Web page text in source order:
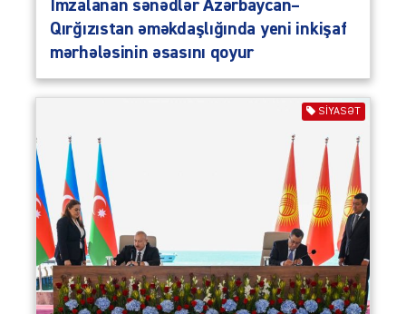
İmzalanan sənədlər Azərbaycan–
Qırğızıstan əməkdaşlığında yeni inkişaf
mərhələsinin əsasını qoyur
SIYASƏT